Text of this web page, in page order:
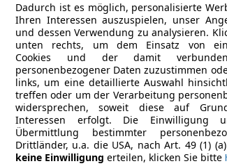
Dadurch ist es möglich, personalisierte
Ihren Interessen auszuspielen, unser
und dessen Verwendung zu analysieren.
unten rechts, um dem Einsatz von
Cookies und der damit
personenbezogener Daten zuzustimmen
links, um eine detaillierte Auswahl
treffen oder um der Verarbeitung
widersprechen, soweit diese auf
Interessen erfolgt. Die Einwilligung
Übermittlung bestimmter
Drittländer, u.a. die USA, nach Art. 49 (1) (a)
keine Einwilligung erteilen, klicken Sie bitte